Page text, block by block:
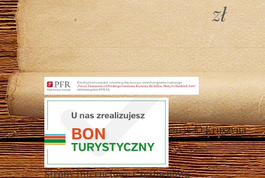
zł
2026 © Kruszyna
Strony Internetowe Częstochowa